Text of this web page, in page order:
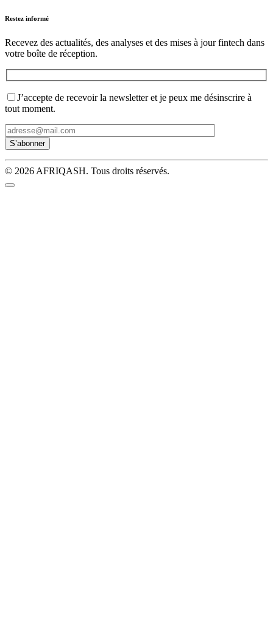
Restez informé
Recevez des actualités, des analyses et des mises à jour fintech dans
votre boîte de réception.
J’accepte de recevoir la newsletter et je peux me désinscrire à
tout moment.
© 2026 AFRIQASH. Tous droits réservés.